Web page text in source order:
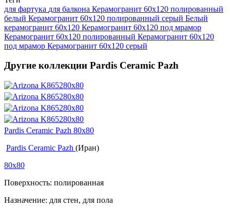
для фартука для балкона Керамогранит 60х120 полированный
белый Керамогранит 60х120 полированный серый Белый
керамогранит 60x120 Керамогранит 60x120 под мрамор
Керамогранит 60x120 полированный Керамогранит 60х120
под мрамор Керамогранит 60х120 серый
Другие коллекции Pardis Ceramic Pazh
Pardis Ceramic Pazh 80x80
Pardis Ceramic Pazh (Иран)
80x80
Поверхность: полированная
Назначение: для стен, для пола